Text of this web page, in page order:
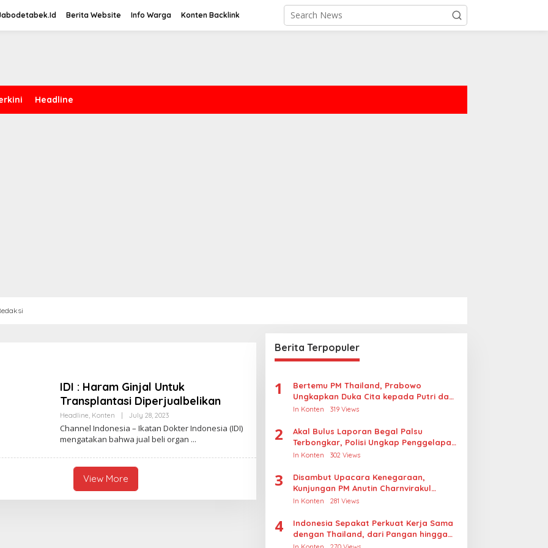
Berita Website Info Warga Konten Backlink
Headline
IDI : Haram Ginjal Untuk
Transplantasi Diperjualbelikan
Headline, Konten July 28, 2023B
A
N
I
S
Channel Indonesia – Ikatan Dokter Indonesia (IDI)
mengatakan bahwa jual beli organ
View More
Berita Terpopuler
1
Bertemu PM Thailand, Prabowo
Ungkapkan Duka Cita kepada Putri dan
Selamat Ulang Tahun ke Raja Thailand
In Konten 319 Views
2
Akal Bulus Laporan Begal Palsu
Terbongkar, Polisi Ungkap Penggelapan
Uang Perusahaan untuk Crypto
In Konten 302 Views
3
Disambut Upacara Kenegaraan,
Kunjungan PM Anutin Charnvirakul
Perkuat Hubungan Indonesia-Thailand
In Konten 281 Views
4
Indonesia Sepakat Perkuat Kerja Sama
dengan Thailand, dari Pangan hingga
Ekonomi Digital